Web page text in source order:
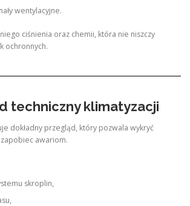
wentylacyjne.
ciśnienia oraz chemii, która nie niszczy
ochronnych.
techniczny klimatyzacji
dokładny przegląd, który pozwala wykryć
awariom.
skroplin,